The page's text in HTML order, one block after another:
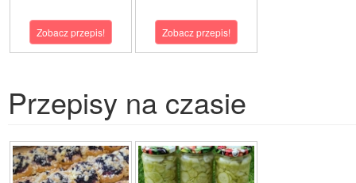
Zobacz przepis! Zobacz przepis!
Przepisy na czasie